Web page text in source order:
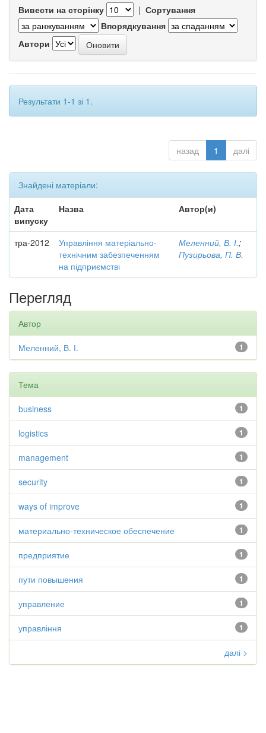
Вивести на сторінку | Сортування
Впорядкування
Автори
Результати 1-1 зі 1.
назад 1 далі
Знайдені матеріали:
Дата
випуску
Назва Автор(и)
тра-2012
Управління матеріально-
технічним забезпеченням
на підприємстві
Меленний, В. І.;
Пузирьова, П. В.
Перегляд
Автор
1
Меленний, В. І.
Тема
1
business
1
logistics
1
management
1
security
1
ways of improve
1
материально-техническое обеспечение
1
предприятие
1
пути повышения
1
управление
1
управління
далі >